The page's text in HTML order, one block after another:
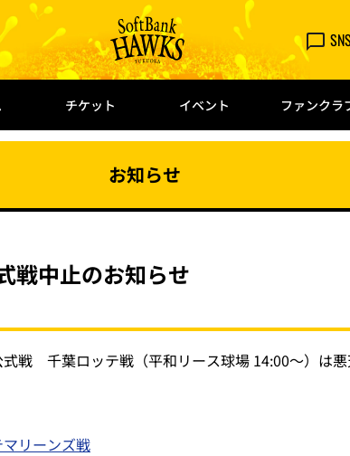
チケット イベント ファンクラ
お知らせ
戦中止のお知らせ
戦 千葉ロッテ戦（平和リース球場 14:00～）は
マリーンズ戦